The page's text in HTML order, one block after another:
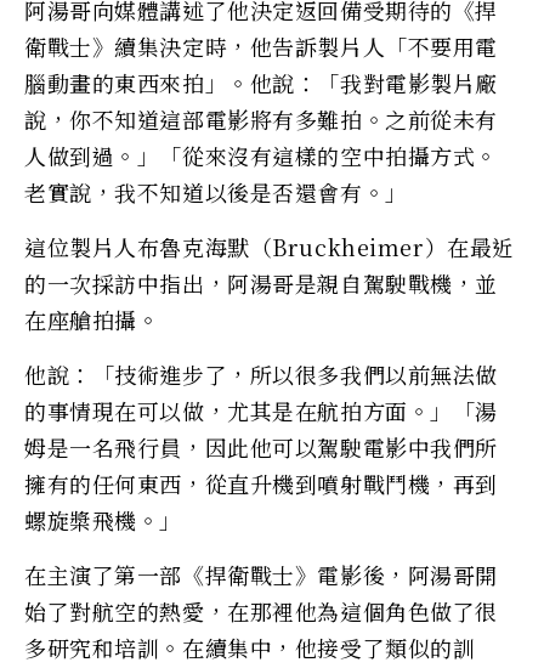
阿湯哥向媒體講述了他決定返回備受期待的《捍
衛戰士》續集決定時，他告訴製片人「不要用電
腦動畫的東西來拍」。他說：「我對電影製片廠
說，你不知道這部電影將有多難拍。之前從未有
人做到過。」「從來沒有這樣的空中拍攝方式。
老實說，我不知道以後是否還會有。」
這位製片人布魯克海默（Bruckheimer）在最近
的一次採訪中指出，阿湯哥是親自駕駛戰機，並
在座艙拍攝。
他說：「技術進步了，所以很多我們以前無法做
的事情現在可以做，尤其是在航拍方面。」「湯
姆是一名飛行員，因此他可以駕駛電影中我們所
擁有的任何東西，從直升機到噴射戰鬥機，再到
螺旋槳飛機。」
在主演了第一部《捍衛戰士》電影後，阿湯哥開
始了對航空的熱愛，在那裡他為這個角色做了很
多研究和培訓。在續集中，他接受了類似的訓